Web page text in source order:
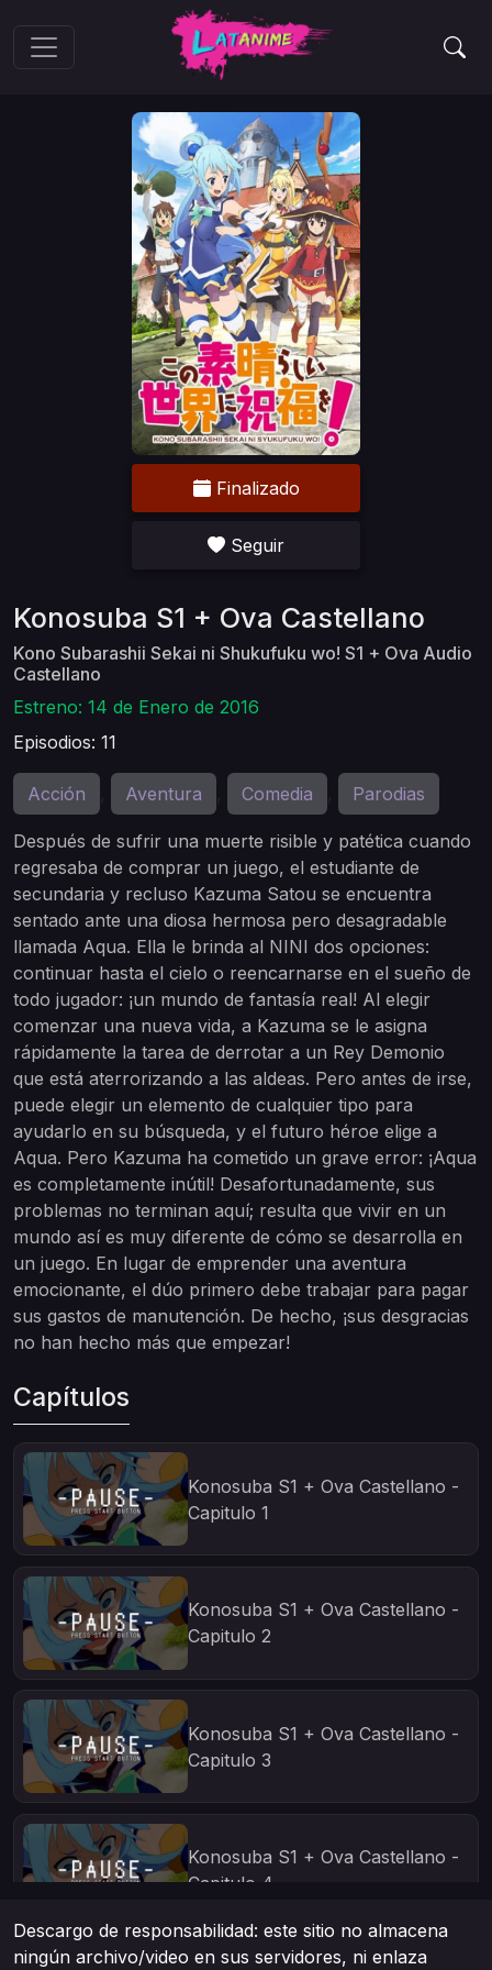
Finalizado
Seguir
Konosuba S1 + Ova Castellano
Kono Subarashii Sekai ni Shukufuku wo! S1 + Ova Audio
Castellano
Estreno: 14 de Enero de 2016
Episodios: 11
Acción Aventura Comedia Parodias
Después de sufrir una muerte risible y patética cuando
regresaba de comprar un juego, el estudiante de
secundaria y recluso Kazuma Satou se encuentra
sentado ante una diosa hermosa pero desagradable
llamada Aqua. Ella le brinda al NINI dos opciones:
continuar hasta el cielo o reencarnarse en el sueño de
todo jugador: ¡un mundo de fantasía real! Al elegir
comenzar una nueva vida, a Kazuma se le asigna
rápidamente la tarea de derrotar a un Rey Demonio
que está aterrorizando a las aldeas. Pero antes de irse,
puede elegir un elemento de cualquier tipo para
ayudarlo en su búsqueda, y el futuro héroe elige a
Aqua. Pero Kazuma ha cometido un grave error: ¡Aqua
es completamente inútil! Desafortunadamente, sus
problemas no terminan aquí; resulta que vivir en un
mundo así es muy diferente de cómo se desarrolla en
un juego. En lugar de emprender una aventura
emocionante, el dúo primero debe trabajar para pagar
sus gastos de manutención. De hecho, ¡sus desgracias
no han hecho más que empezar!
Capítulos
Konosuba S1 + Ova Castellano -
Capitulo 1
Konosuba S1 + Ova Castellano -
Capitulo 2
Konosuba S1 + Ova Castellano -
Capitulo 3
Konosuba S1 + Ova Castellano -
Capitulo 4
Descargo de responsabilidad: este sitio no almacena
ningún archivo/video en sus servidores, ni enlaza